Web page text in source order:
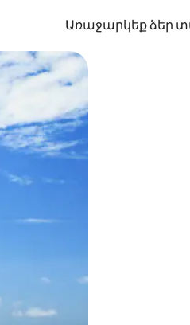
Առաջարկեք ձեր
հպելով կամ մատը